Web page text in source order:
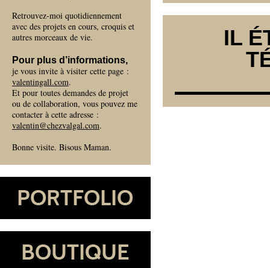
IL
Retrouvez-moi quotidiennement
avec des projets en cours, croquis et
autres morceaux de vie.
Pour plus d’informations,
je vous invite à visiter cette page :
valentingall.com.
Et pour toutes demandes de projet
ou de collaboration, vous pouvez me
contacter à cette adresse :
valentin@chezvalgal.com.
Bonne visite. Bisous Maman.